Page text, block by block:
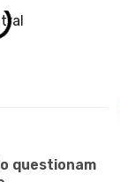
questionam